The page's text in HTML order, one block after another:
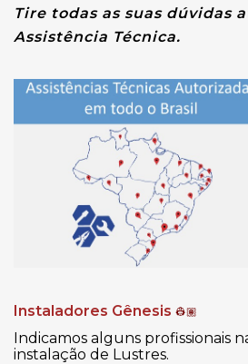
Tire todas as suas dúvidas
Assistência Técnica.
Instaladores Gênesis 👷🏽
Indicamos alguns profissionais
instalação de Lustres.